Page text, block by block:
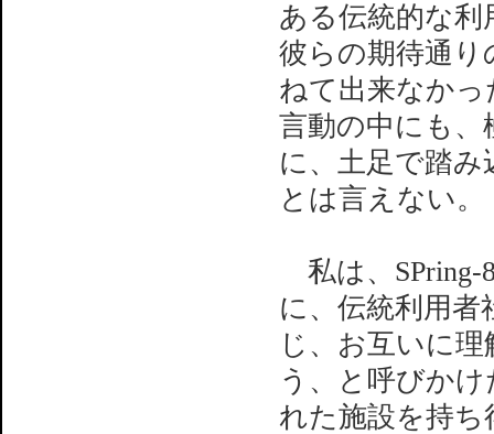
ある伝統的な利
彼らの期待通
ねて出来なか
言動の中にも、
に、土足で踏
とは言えない。
私は、SPring-
に、伝統利用
じ、お互いに
う、と呼びか
れた施設を持